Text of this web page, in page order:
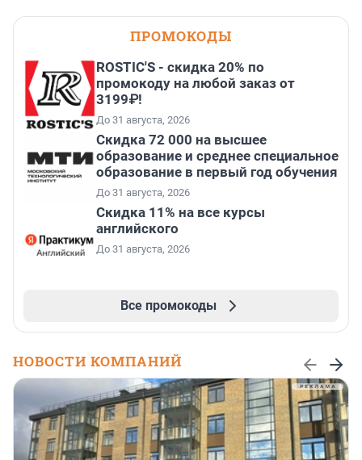
ПРОМОКОДЫ
ROSTIC'S - скидка 20% по
промокоду на любой заказ от
3199₽!
До 31 августа, 2026
Скидка 72 000 на высшее
образование и среднее специальное
образование в первый год обучения
До 31 августа, 2026
Скидка 11% на все курсы
английского
До 31 августа, 2026
Все промокоды
НОВОСТИ КОМПАНИЙ